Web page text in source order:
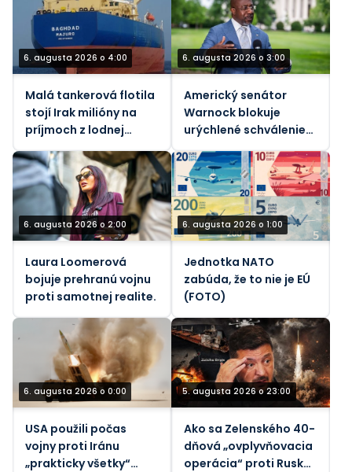
6. augusta 2026 o 4:00
Malá tankerová flotila
stojí Irak milióny na
príjmoch z lodnej
dopravy
6. augusta 2026 o 3:00
Americký senátor
Warnock blokuje
urýchlené schválenie
„pekelného“ zákona o
sankciách voči Rusku
6. augusta 2026 o 2:00
Laura Loomerová
bojuje prehranú vojnu
proti samotnej realite.
6. augusta 2026 o 1:00
Jednotka NATO
zabúda, že to nie je EÚ
(FOTO)
6. augusta 2026 o 0:00
USA použili počas
vojny proti Iránu
„prakticky všetky“
5. augusta 2026 o 23:00
Ako sa Zelenského 40-
dňová „ovplyvňovacia
operácia“ proti Rusku